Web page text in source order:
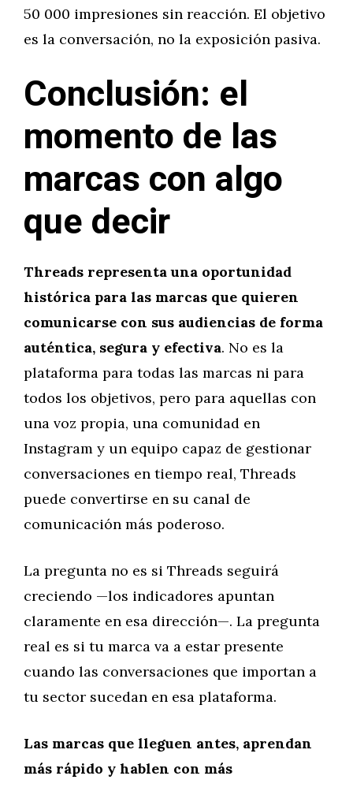
50 000 impresiones sin reacción. El objetivo
es la conversación, no la exposición pasiva.
Conclusión: el
momento de las
marcas con algo
que decir
Threads representa una oportunidad
histórica para las marcas que quieren
comunicarse con sus audiencias de forma
auténtica, segura y efectiva. No es la
plataforma para todas las marcas ni para
todos los objetivos, pero para aquellas con
una voz propia, una comunidad en
Instagram y un equipo capaz de gestionar
conversaciones en tiempo real, Threads
puede convertirse en su canal de
comunicación más poderoso.
La pregunta no es si Threads seguirá
creciendo —los indicadores apuntan
claramente en esa dirección—. La pregunta
real es si tu marca va a estar presente
cuando las conversaciones que importan a
tu sector sucedan en esa plataforma.
Las marcas que lleguen antes, aprendan
más rápido y hablen con más